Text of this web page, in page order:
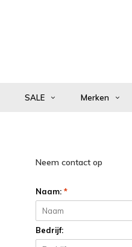
SALE Merken
Neem contact op
Naam: *
Bedrijf: